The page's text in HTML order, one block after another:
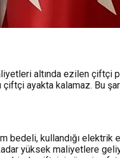
altında ezilen çiftçi
ayakta kalamaz. Bu
bedeli, kullandığı
yüksek maliyetlere